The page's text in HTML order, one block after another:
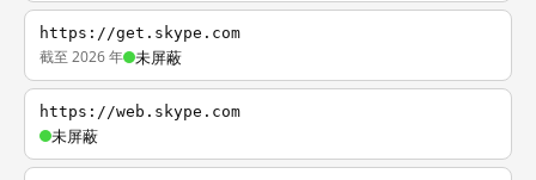
https://get.skype.com
截至 2026 年 未屏蔽
https://web.skype.com
未屏蔽